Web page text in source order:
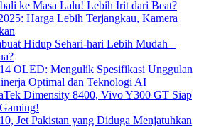
ke Masa Lalu! Lebih Irit dari Beat?
Harga Lebih Terjangkau, Kamera
Hidup Sehari-hari Lebih Mudah –
OLED: Mengulik Spesifikasi Unggulan
Optimal dan Teknologi AI
Dimensity 8400, Vivo Y300 GT Siap
Jet Pakistan yang Diduga Menjatuhkan